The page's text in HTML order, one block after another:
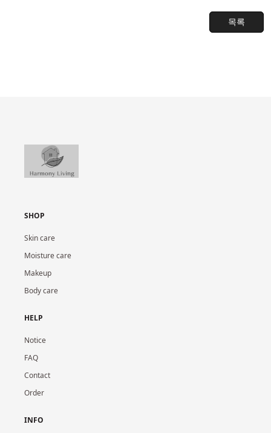
목록
SHOP
Skin care
Moisture care
Makeup
Body care
HELP
Notice
FAQ
Contact
Order
INFO